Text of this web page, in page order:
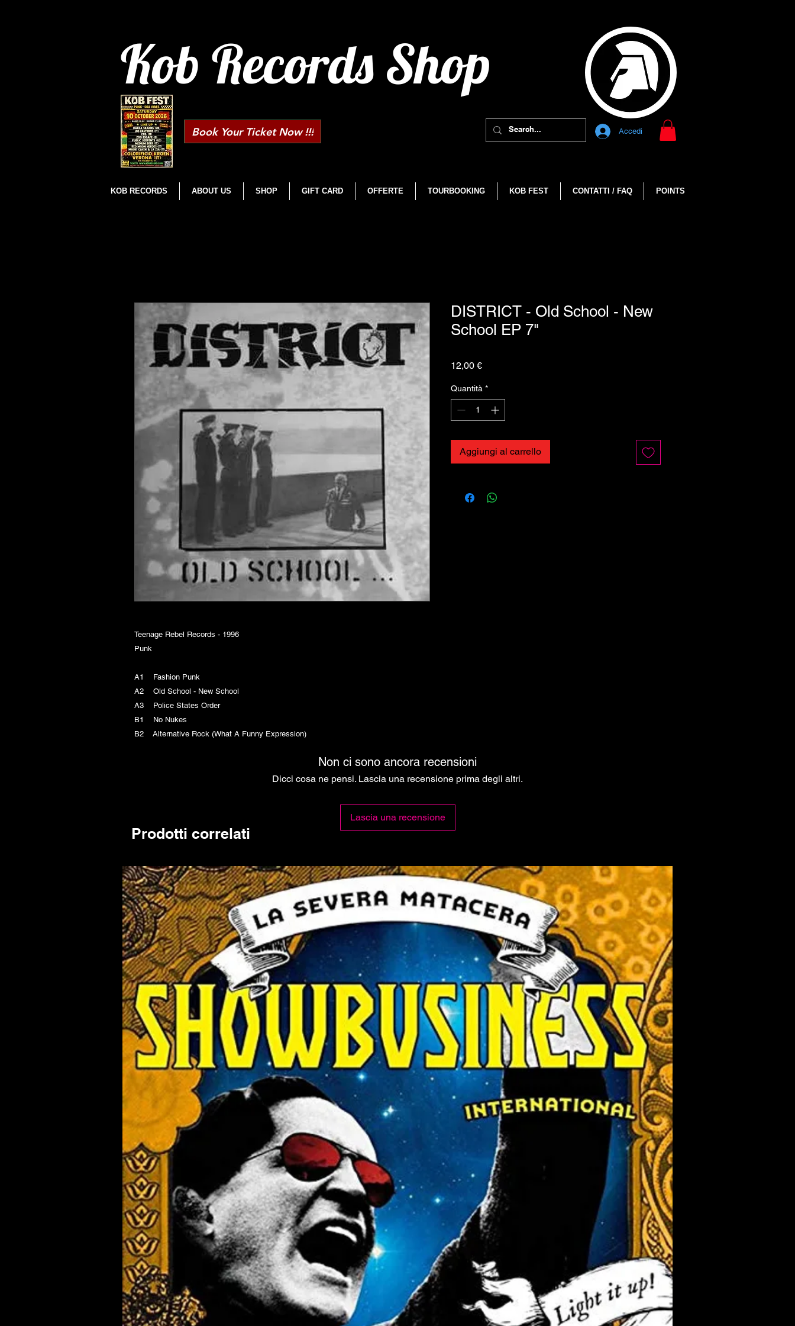
Kob Records Shop
Accedi
Book Your Ticket Now !!!
KOB RECORDS ABOUT US SHOP GIFT CARD OFFERTE TOURBOOKING KOB FEST CONTATTI / FAQ POINTS
Teenage Rebel Records - 1996
Punk
A1 Fashion Punk
A2 Old School - New School
A3 Police States Order
B1 No Nukes
B2 Alternative Rock (What A Funny Expression)
DISTRICT - Old School - New
School EP 7"
12,00 €Prezzo
Quantità *
Aggiungi al carrello
Non ci sono ancora recensioni
Dicci cosa ne pensi. Lascia una recensione prima degli altri.
Lascia una recensione
Prodotti correlati